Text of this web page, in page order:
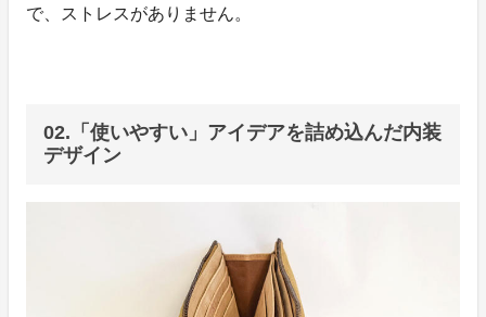
で、ストレスがありません。
02.「使いやすい」アイデアを詰め込んだ内装
デザイン